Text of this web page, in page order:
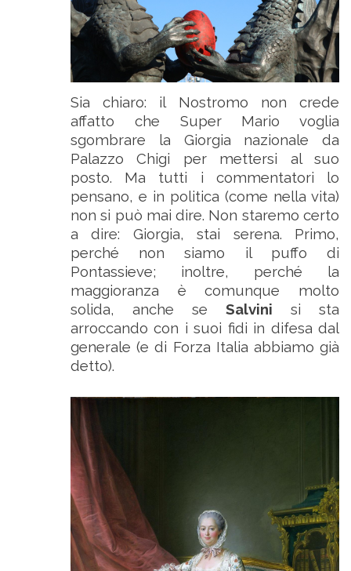
Sia chiaro: il Nostromo non crede
affatto che Super Mario voglia
sgombrare la Giorgia nazionale da
Palazzo Chigi per mettersi al suo
posto. Ma tutti i commentatori lo
pensano, e in politica (come nella vita)
non si può mai dire. Non staremo certo
a dire: Giorgia, stai serena. Primo,
perché non siamo il puffo di
Pontassieve; inoltre, perché la
maggioranza è comunque molto
solida, anche se Salvini si sta
arroccando con i suoi fidi in difesa dal
generale (e di Forza Italia abbiamo già
detto).